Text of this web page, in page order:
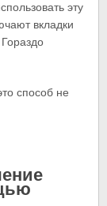
эту
вкладки
способ не